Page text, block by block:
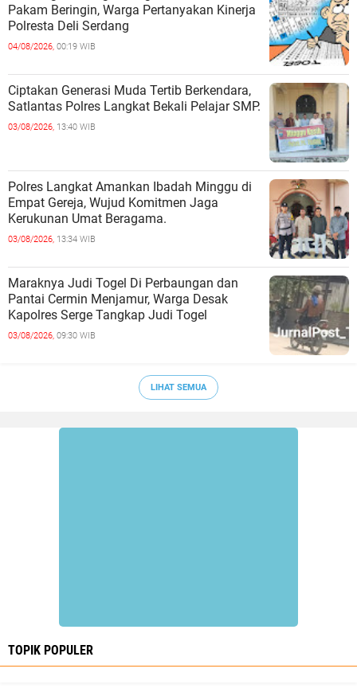
Pakam Beringin, Warga Pertanyakan Kinerja
Polresta Deli Serdang
04/08/2026, 00:19 WIB
Ciptakan Generasi Muda Tertib Berkendara,
Satlantas Polres Langkat Bekali Pelajar SMP.
03/08/2026, 13:40 WIB
Polres Langkat Amankan Ibadah Minggu di
Empat Gereja, Wujud Komitmen Jaga
Kerukunan Umat Beragama.
03/08/2026, 13:34 WIB
Maraknya Judi Togel Di Perbaungan dan
Pantai Cermin Menjamur, Warga Desak
Kapolres Serge Tangkap Judi Togel
03/08/2026, 09:30 WIB
LIHAT SEMUA
TOPIK POPULER